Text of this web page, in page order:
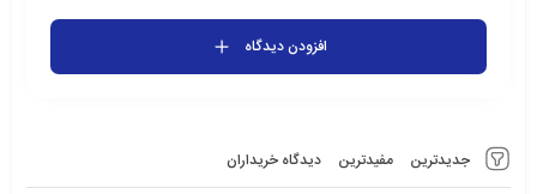
جدیدترین مفیدترین دیدگاه خریداران
افزودن دیدگاه